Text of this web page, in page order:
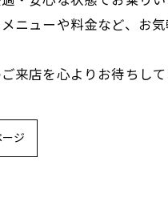
ニューや料金など、お
来店を心よりお待ちして
ジ